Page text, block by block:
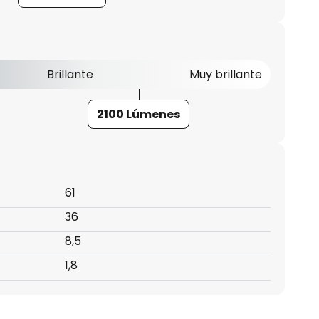
Brillante Muy brillante
2100 Lúmenes
61
36
8,5
1,8